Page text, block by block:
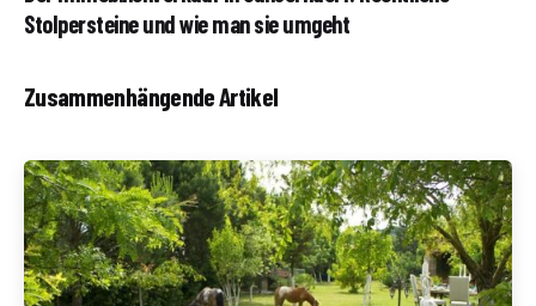
Stolpersteine und wie man sie umgeht
Zusammenhängende Artikel